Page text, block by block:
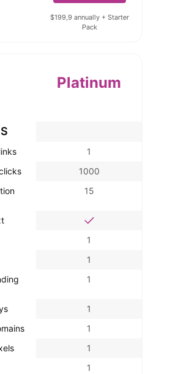
$199,9 annually + Starter
Pack
Platinum
1
1000
15
1
1
1
1
1
1
1